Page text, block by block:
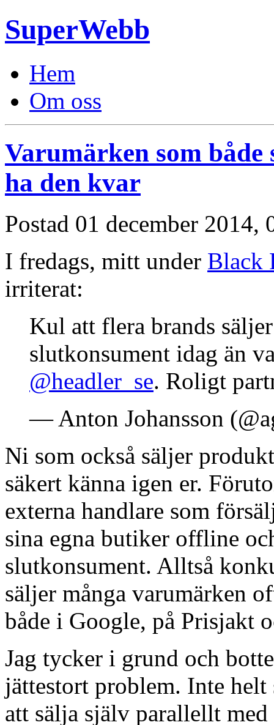
SuperWebb
Hem
Om oss
Varumärken som
ha den kvar
Postad 01 december 2014,
I fredags, mitt under Black
irriterat:
Kul att flera brands
slutkonsument idag än
@headler_se. Roligt
— Anton Johansson
Ni som också säljer
säkert känna igen er.
externa handlare som
sina egna butiker offline
slutkonsument. Alltså
säljer många varumärken
både i Google, på Prisjakt
Jag tycker i grund och
jättestort problem. Inte
att sälja själv parallellt